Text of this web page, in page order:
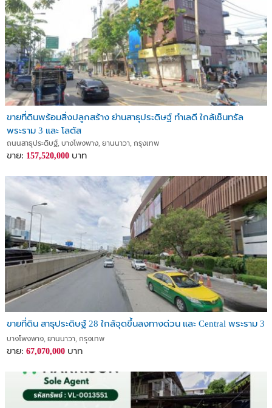
ขายที่ดินพร้อมสิ่งปลูกสร้าง ย่านสาธุประดิษฐ์ ทำเลดี ใกล้เซ็นทรัล
พระราม 3 และ โลตัส
ถนนสาธุประดิษฐ์, บางโพงพาง, ยานนาวา, กรุงเทพ
ขาย: 157,520,000 บาท
ขายที่ดิน สาธุประดิษฐ์ 28 ใกล้จุดขึ้นลงทางด่วน และ Central พระราม 3
บางโพงพาง, ยานนาวา, กรุงเทพ
ขาย: 67,070,000 บาท